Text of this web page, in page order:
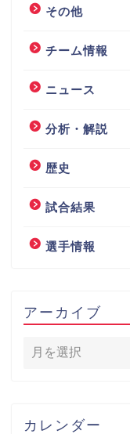
その他
チーム情報
ニュース
分析・解説
歴史
試合結果
選手情報
アーカイブ
カレンダー